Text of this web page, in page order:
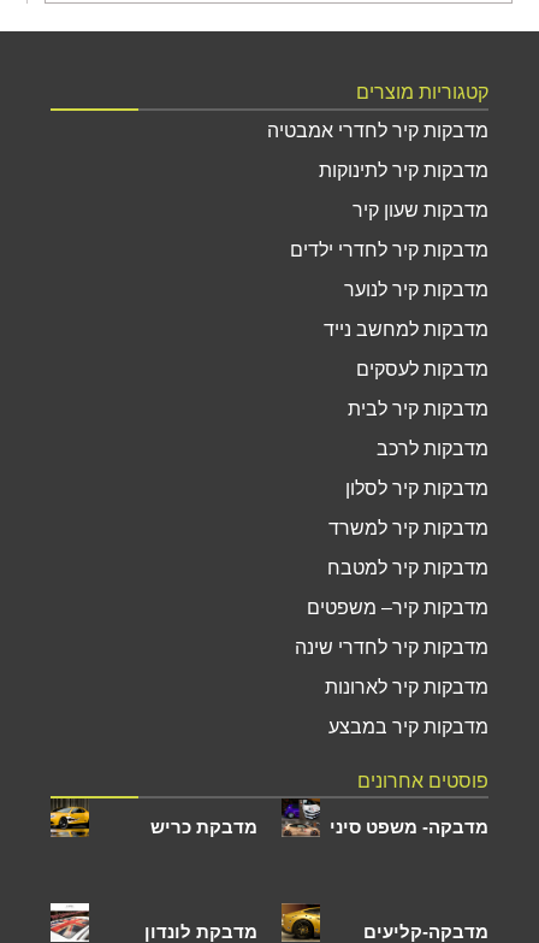
קטגוריות מוצרים
מדבקות קיר לחדרי אמבטיה
מדבקות קיר לתינוקות
מדבקות שעון קיר
מדבקות קיר לחדרי ילדים
מדבקות קיר לנוער
מדבקות למחשב נייד
מדבקות לעסקים
מדבקות קיר לבית
מדבקות לרכב
מדבקות קיר לסלון
מדבקות קיר למשרד
מדבקות קיר למטבח
מדבקות קיר– משפטים
מדבקות קיר לחדרי שינה
מדבקות קיר לארונות
מדבקות קיר במבצע
פוסטים אחרונים
מדבקה- משפט סיני מדבקת כריש
מדבקה-קליעים מדבקת לונדון